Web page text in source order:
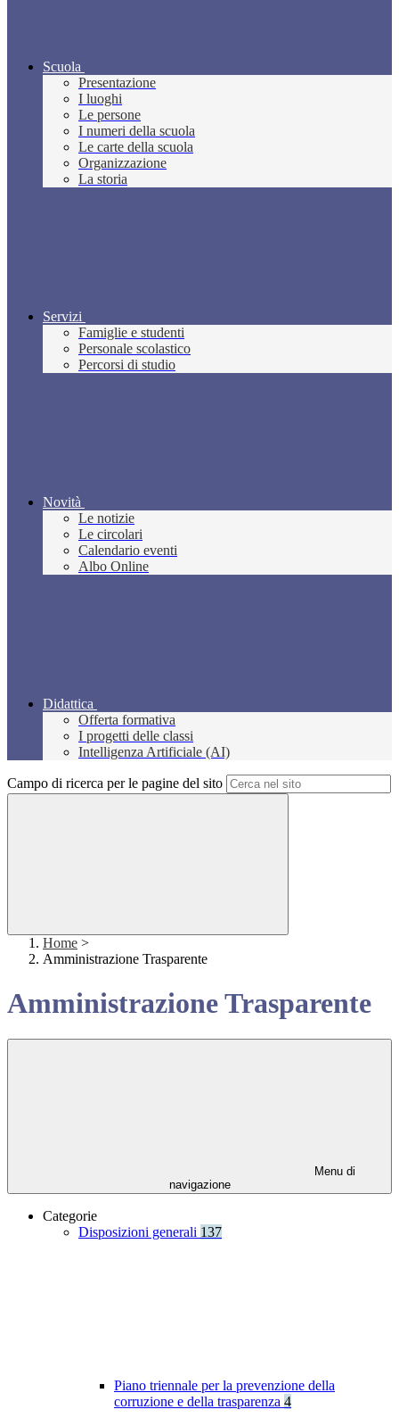
Scuola
Presentazione
I luoghi
Le persone
I numeri della scuola
Le carte della scuola
Organizzazione
La storia
Servizi
Famiglie e studenti
Personale scolastico
Percorsi di studio
Novità
Le notizie
Le circolari
Calendario eventi
Albo Online
Didattica
Offerta formativa
I progetti delle classi
Intelligenza Artificiale (AI)
Campo di ricerca per le pagine del sito
Home >
Amministrazione Trasparente
Amministrazione Trasparente
Menu di
navigazione
Categorie
Disposizioni generali 137
Piano triennale per la prevenzione della
corruzione e della trasparenza 4